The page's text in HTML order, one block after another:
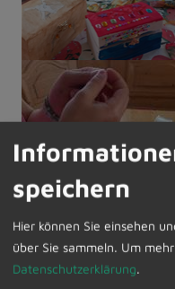
speichern
Hier können Sie einsehen
über Sie sammeln. Um
Datenschutzerklärung.